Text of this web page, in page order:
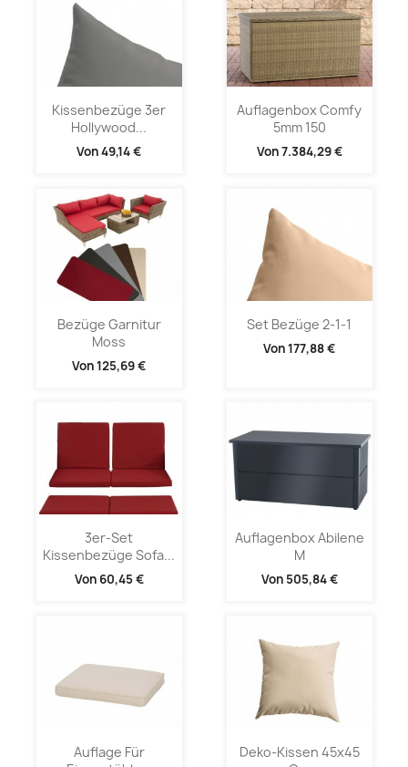
Kissenbezüge 3er
Hollywood...
Von49,14 €
Auflagenbox Comfy
5mm 150
Von7.384,29 €
Bezüge Garnitur
Moss
Von125,69 €
Set Bezüge 2-1-1
Von177,88 €
3er-Set
Kissenbezüge Sofa...
Von 60,45 €
Auflagenbox Abilene
M
Von 505,84 €
Auflage Für
Deko-Kissen 45x45